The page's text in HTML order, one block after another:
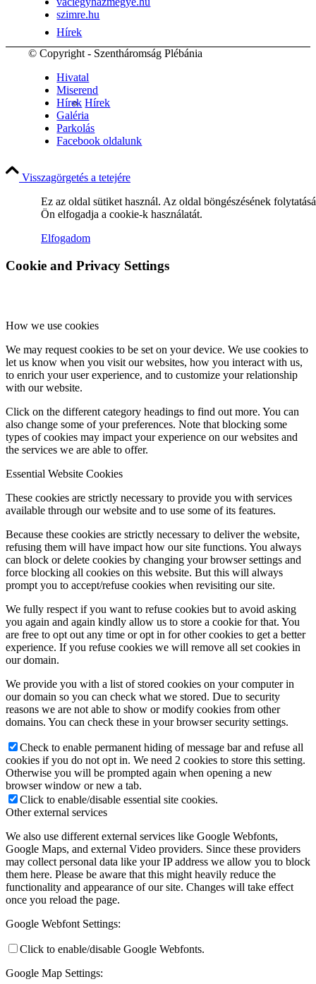
Hírek
Hírek
Hirdetések
FÉNY ÉS FORRÁS egyházközségünk lapja
Keresés
Menu Menu
szimre.hu
© Copyright - Szentháromság Plébánia
Hivatal
Miserend
Hírek
Galéria
Parkolás
Facebook oldalunk
Visszagörgetés a tetejére
Ez az oldal sütiket használ. Az oldal böngészésének
Ön elfogadja a cookie-k használatát.
Elfogadom
Cookie and Privacy Settings
How we use cookies
We may request cookies to be set on your device. We use cookies to
let us know when you visit our websites, how you interact with us,
to enrich your user experience, and to customize your relationship
with our website.
Click on the different category headings to find out more. You can
also change some of your preferences. Note that blocking some
types of cookies may impact your experience on our websites and
the services we are able to offer.
Essential Website Cookies
These cookies are strictly necessary to provide you with services
available through our website and to use some of its features.
Because these cookies are strictly necessary to deliver the website,
refusing them will have impact how our site functions. You always
can block or delete cookies by changing your browser settings and
force blocking all cookies on this website. But this will always
prompt you to accept/refuse cookies when revisiting our site.
We fully respect if you want to refuse cookies but to avoid asking
you again and again kindly allow us to store a cookie for that. You
are free to opt out any time or opt in for other cookies to get a better
experience. If you refuse cookies we will remove all set cookies in
our domain.
We provide you with a list of stored cookies on your computer in
our domain so you can check what we stored. Due to security
reasons we are not able to show or modify cookies from other
domains. You can check these in your browser security settings.
Check to enable permanent hiding of message bar and refuse all
cookies if you do not opt in. We need 2 cookies to store this setting.
Otherwise you will be prompted again when opening a new
browser window or new a tab.
Click to enable/disable essential site cookies.
Other external services
We also use different external services like Google Webfonts,
Google Maps, and external Video providers. Since these providers
may collect personal data like your IP address we allow you to block
them here. Please be aware that this might heavily reduce the
functionality and appearance of our site. Changes will take effect
once you reload the page.
Google Webfont Settings:
Click to enable/disable Google Webfonts.
Google Map Settings: